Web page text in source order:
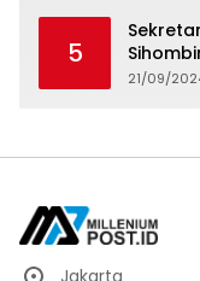
Saja
5
DKI
21/09/